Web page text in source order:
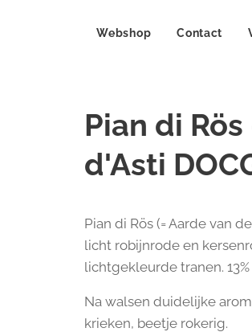
Webshop Contact
Pian di
d'Asti
Pian di Rös (= Aarde van
licht robijnrode en
lichtgekleurde tranen. 13%
Na walsen duidelijke
krieken, beetje rokerig.